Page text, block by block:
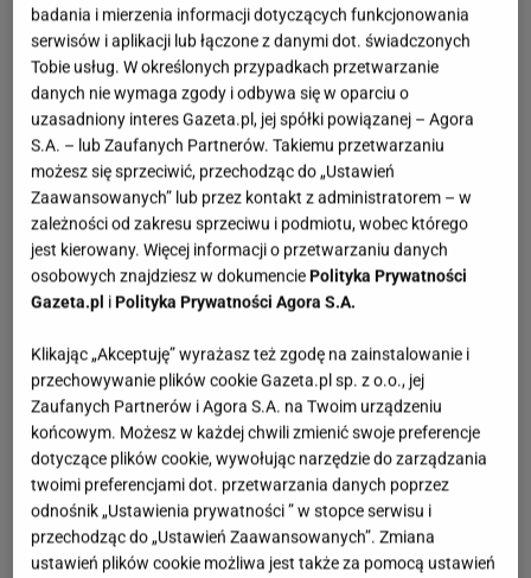
badania i mierzenia informacji dotyczących funkcjonowania
serwisów i aplikacji lub łączone z danymi dot. świadczonych
Tobie usług. W określonych przypadkach przetwarzanie
danych nie wymaga zgody i odbywa się w oparciu o
uzasadniony interes Gazeta.pl, jej spółki powiązanej – Agora
S.A. – lub Zaufanych Partnerów. Takiemu przetwarzaniu
możesz się sprzeciwić, przechodząc do „Ustawień
Zaawansowanych” lub przez kontakt z administratorem – w
zależności od zakresu sprzeciwu i podmiotu, wobec którego
jest kierowany. Więcej informacji o przetwarzaniu danych
osobowych znajdziesz w dokumenciePolityka Prywatności
Gazeta.pl iPolityka Prywatności Agora S.A.
Klikając „Akceptuję” wyrażasz też zgodę na zainstalowanie i
przechowywanie plików cookie Gazeta.pl sp. z o.o., jej
Zaufanych Partnerów i Agora S.A. na Twoim urządzeniu
końcowym. Możesz w każdej chwili zmienić swoje preferencje
dotyczące plików cookie, wywołując narzędzie do zarządzania
twoimi preferencjami dot. przetwarzania danych poprzez
odnośnik „Ustawienia prywatności ” w stopce serwisu i
przechodząc do „Ustawień Zaawansowanych”. Zmiana
ustawień plików cookie możliwa jest także za pomocą ustawień